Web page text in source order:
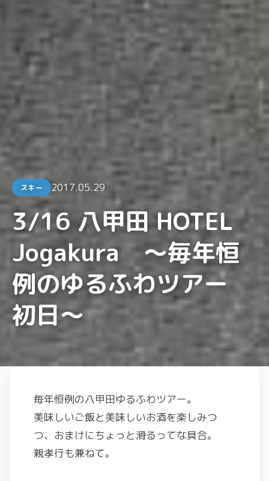
スキー 2017.05.29
3/16 八甲田 HOTEL
Jogakura ～毎年恒
例のゆるふわツアー
初日～
毎年恒例の八甲田ゆるふわツアー。
美味しいご飯と美味しいお酒を楽しみつ
つ、おまけにちょっと滑るってな具合。
親孝行も兼ねて。